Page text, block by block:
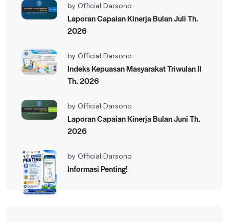
by Official Darsono
Laporan Capaian Kinerja Bulan Juli Th.
2026
by Official Darsono
Indeks Kepuasan Masyarakat Triwulan II
Th. 2026
by Official Darsono
Laporan Capaian Kinerja Bulan Juni Th.
2026
by Official Darsono
Informasi Penting!